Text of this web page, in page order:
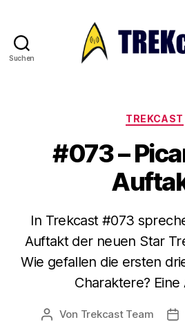
Suchen
TREKCAST
#073 –
In Trekcast #073
Auftakt der neuen Star
Wie gefallen die ersten
Charaktere? Eine
Beitragsautor
Von Trekcast Team